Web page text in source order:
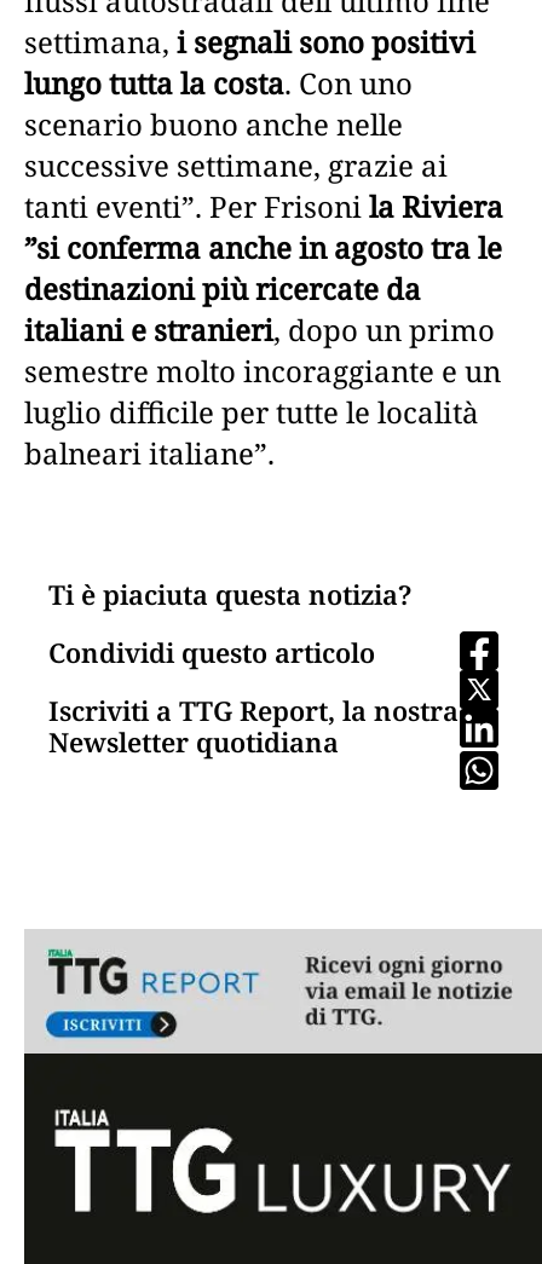
settimana, i segnali sono positivi
lungo tutta la costa. Con uno
scenario buono anche nelle
successive settimane, grazie ai
tanti eventi”. Per Frisonila Riviera
”si conferma anche in agosto tra le
destinazioni più ricercate da
italiani e stranieri, dopo un primo
semestre molto incoraggiante e un
luglio difficile per tutte le località
balneari italiane”.
Ti è piaciuta questa notizia?
Condividi questo articolo
Iscriviti a TTG Report, la nostra
Newsletter quotidiana